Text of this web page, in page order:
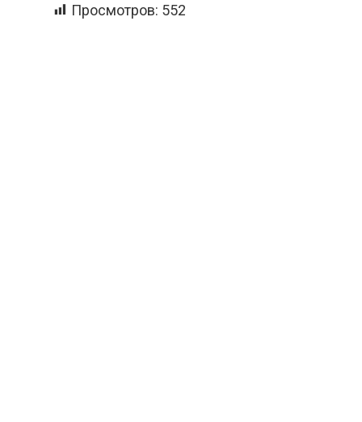
Просмотров: 552